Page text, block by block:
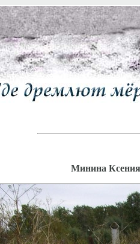
Минина Ксения